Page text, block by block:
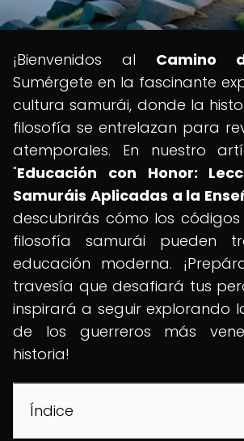
¡Bienvenidos al Camino
Sumérgete en la fascinante
cultura samurái, donde la
filosofía se entrelazan para
atemporales. En nuestro
"Educación con Honor:
Samuráis Aplicadas a la
descubrirás cómo los
filosofía samurái pueden
educación moderna.
travesía que desafiará tus
inspirará a seguir explorando
de los guerreros más
historia!
Índice